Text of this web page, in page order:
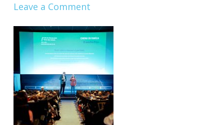
Leave a Comment